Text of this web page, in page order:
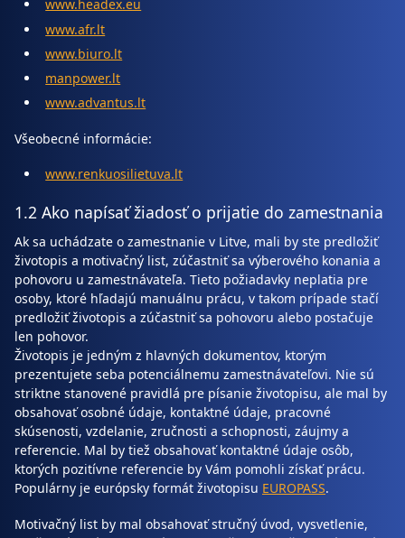
www.headex.eu
www.afr.lt
www.biuro.lt
manpower.lt
www.advantus.lt
Všeobecné informácie:
www.renkuosilietuva.lt
1.2 Ako napísať žiadosť o prijatie do zamestnania
Ak sa uchádzate o zamestnanie v Litve, mali by ste predložiť
životopis a motivačný list, zúčastniť sa výberového konania a
pohovoru u zamestnávateľa. Tieto požiadavky neplatia pre
osoby, ktoré hľadajú manuálnu prácu, v takom prípade stačí
predložiť životopis a zúčastniť sa pohovoru alebo postačuje
len pohovor.
Životopis je jedným z hlavných dokumentov, ktorým
prezentujete seba potenciálnemu zamestnávateľovi. Nie sú
striktne stanovené pravidlá pre písanie životopisu, ale mal by
obsahovať osobné údaje, kontaktné údaje, pracovné
skúsenosti, vzdelanie, zručnosti a schopnosti, záujmy a
referencie. Mal by tiež obsahovať kontaktné údaje osôb,
ktorých pozitívne referencie by Vám pomohli získať prácu.
Populárny je európsky formát životopisu EUROPASS.
Motivačný list by mal obsahovať stručný úvod, vysvetlenie,